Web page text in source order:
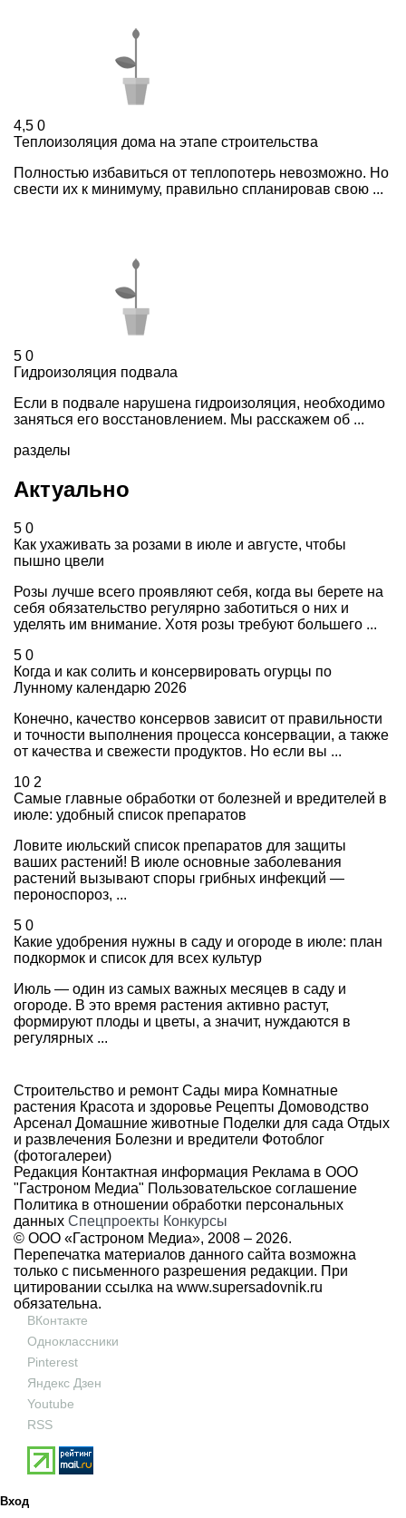
4,5 0
Теплоизоляция дома на этапе строительства
Полностью избавиться от теплопотерь невозможно. Но
свести их к минимуму, правильно спланировав свою ...
5 0
Гидроизоляция подвала
Если в подвале нарушена гидроизоляция, необходимо
заняться его восстановлением. Мы расскажем об ...
разделы
Актуально
5 0
Как ухаживать за розами в июле и августе, чтобы
пышно цвели
Розы лучше всего проявляют себя, когда вы берете на
себя обязательство регулярно заботиться о них и
уделять им внимание. Хотя розы требуют большего ...
5 0
Когда и как солить и консервировать огурцы по
Лунному календарю 2026
Конечно, качество консервов зависит от правильности
и точности выполнения процесса консервации, а также
от качества и свежести продуктов. Но если вы ...
10 2
Самые главные обработки от болезней и вредителей в
июле: удобный список препаратов
Ловите июльский список препаратов для защиты
ваших растений! В июле основные заболевания
растений вызывают споры грибных инфекций —
пероноспороз, ...
5 0
Какие удобрения нужны в саду и огороде в июле: план
подкормок и список для всех культур
Июль — один из самых важных месяцев в саду и
огороде. В это время растения активно растут,
формируют плоды и цветы, а значит, нуждаются в
регулярных ...
Строительство и ремонт Сады мира Комнатные
растения Красота и здоровье Рецепты Домоводство
Арсенал Домашние животные Поделки для сада Отдых
и развлечения Болезни и вредители Фотоблог
(фотогалереи)
Редакция Контактная информация Реклама в ООО
"Гастроном Медиа" Пользовательское соглашение
Политика в отношении обработки персональных
данных Спецпроекты Конкурсы
© ООО «Гастроном Медиа», 2008 – 2026.
Перепечатка материалов данного сайта возможна
только с письменного разрешения редакции. При
цитировании ссылка на www.supersadovnik.ru
обязательна.
ВКонтакте
Одноклассники
Pinterest
Яндекс Дзен
Youtube
RSS
Вход